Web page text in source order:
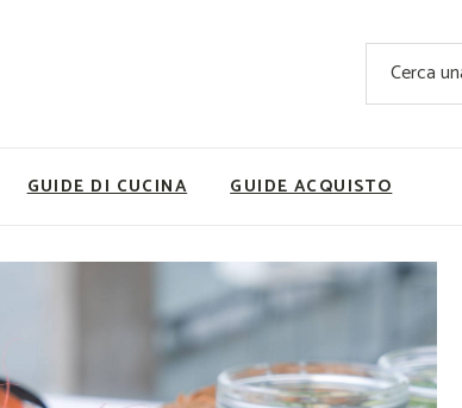
Cerca
GUIDE DI CUCINA GUIDE ACQUISTO
Ricette Facili e
Ricette Primi Piatti
Ricette Dolci
Ricette Carne
Ricette Secondi
Ricette Pizze e Rustici
Ricette Contorni
Ricette Piatti unici
Ricette Pesce